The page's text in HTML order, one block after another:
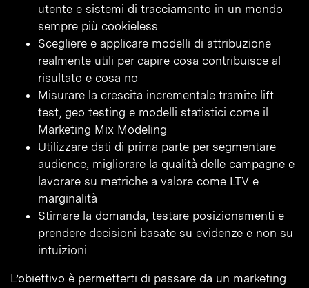
utente e sistemi di tracciamento in un mondo
sempre più cookieless
Scegliere e applicare modelli di attribuzione
realmente utili per capire cosa contribuisce al
risultato e cosa no
Misurare la crescita incrementale tramite lift
test, geo testing e modelli statistici come il
Marketing Mix Modeling
Utilizzare dati di prima parte per segmentare
audience, migliorare la qualità delle campagne e
lavorare su metriche a valore come LTV e
marginalità
Stimare la domanda, testare posizionamenti e
prendere decisioni basate su evidenze e non su
intuizioni
L’obiettivo è permetterti di passare da un marketing